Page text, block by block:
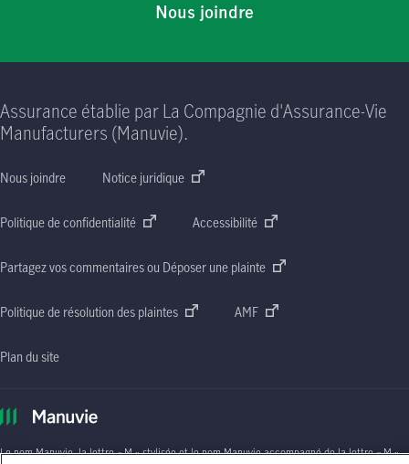
Nous joindre
Assurance établie par La Compagnie d'Assurance-Vie
Manufacturers (Manuvie).
Nous joindre Notice juridique
Politique de confidentialité Accessibilité
Partagez vos commentaires ou Déposer une plainte
Politique de résolution des plaintes AMF
Plan du site
Le nom Manuvie, la lettre« M »stylisée et le nom Manuvie accompagné de la lettre« M »